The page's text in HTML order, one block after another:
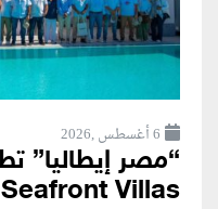
6 أغسطس ,2026
Seafront Villas في “سولاري”